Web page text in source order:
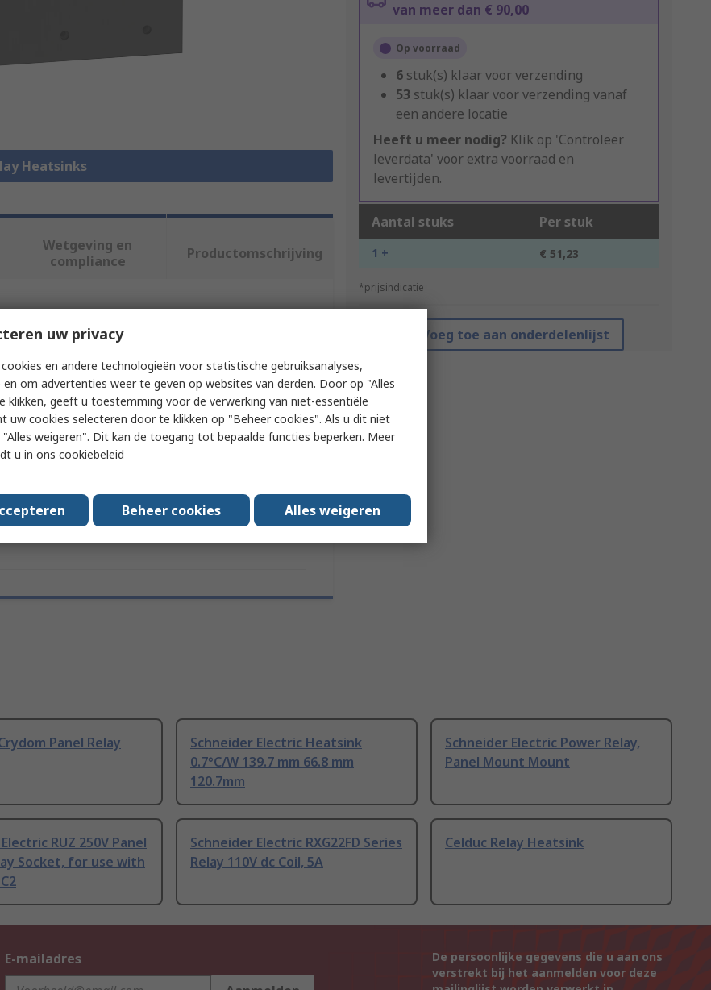
Heatsinks
van meer dan € 90,00
Op voorraad
6 stuk(s) klaar voor verzending
53 stuk(s) klaar voor verzending vanaf
een andere locatie
Heeft u meer nodig? Klik op 'Controleer
leverdata' voor extra voorraad en
levertijden.
Aantal stuks Per stuk
1 + € 51,23
*prijsindicatie
Voeg toe aan onderdelenlijst
Wetgeving en
compliance
Productomschrijving
kenmerken te selecteren.
Waarde
Schneider Electric
Relay Heatsink
RoHS, CSA, EAC, UL, CE
Panel
Panel Relay
Schneider Electric Heatsink
0.7°C/W 139.7 mm 66.8 mm
120.7mm
Schneider Electric Power Relay,
Panel Mount Mount
RUZ 250V Panel
Socket, for use with
Schneider Electric RXG22FD Series
Relay 110V dc Coil, 5A
Celduc Relay Heatsink
E-mailadres
De persoonlijke gegevens die u aan ons
verstrekt bij het aanmelden voor deze
uw privacy
en andere technologieën voor statistische gebruiksanalyses,
om advertenties weer te geven op websites van derden. Door op "Alles
klikken, geeft u toestemming voor de verwerking van niet-essentiële
uw cookies selecteren door te klikken op "Beheer cookies". Als u dit niet
weigeren". Dit kan de toegang tot bepaalde functies beperken. Meer
u in ons cookiebeleid
Beheer cookies Alles weigeren